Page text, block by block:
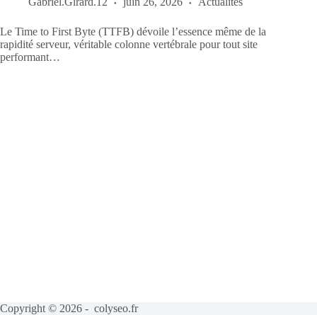
Le Time to First Byte (TTFB) dévoile l’essence même de la
rapidité serveur, véritable colonne vertébrale pour tout site
performant…
Copyright © 2026 - colyseo.fr